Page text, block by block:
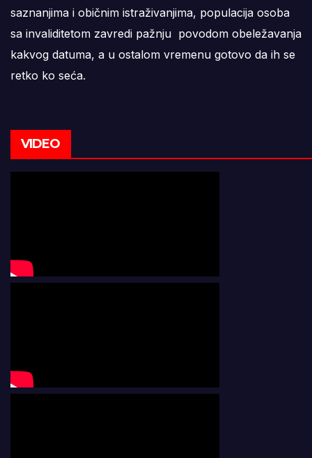
saznanjima i običnim istraživanjima, populacija osoba
sa invaliditetom zavredi pažnju povodom obeležavanja
kakvog datuma, a u ostalom vremenu gotovo da ih se
retko ko seća.
VIDEO